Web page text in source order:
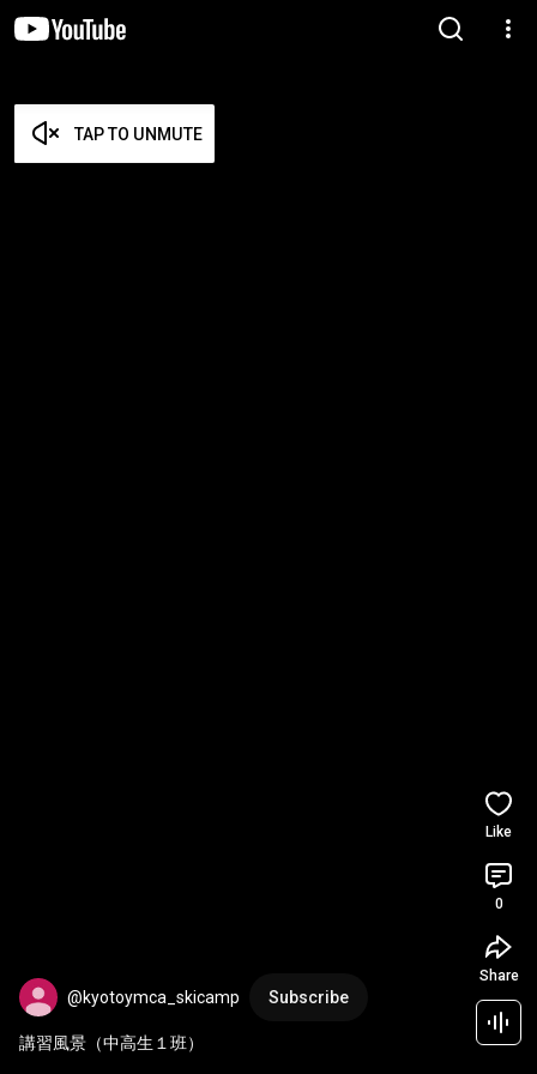
TAP TO UNMUTE
@kyotoymca_skicamp Subscribe
講習風景（中高生１班）
Like
0
Share